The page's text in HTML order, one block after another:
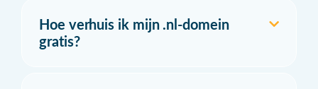
Hoe verhuis ik mijn .nl-domein
gratis?